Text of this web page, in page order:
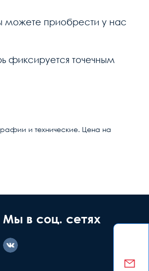
можете приобрести у нас
фиксируется точечным
Делаем обмен
и технические. Цена на
Мы в соц. сетях